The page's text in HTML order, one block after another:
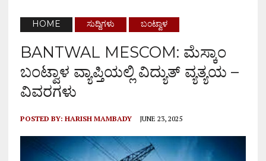
HOME ಸುದ್ದಿಗಳು ಬಂಟ್ವಾಳ
BANTWAL MESCOM: ಮೆಸ್ಕಾಂ
ಬಂಟ್ವಾಳ ವ್ಯಾಪ್ತಿಯಲ್ಲಿ ವಿದ್ಯುತ್ ವ್ಯತ್ಯಯ –
ವಿವರಗಳು
POSTED BY: HARISH MAMBADY JUNE 23, 2025